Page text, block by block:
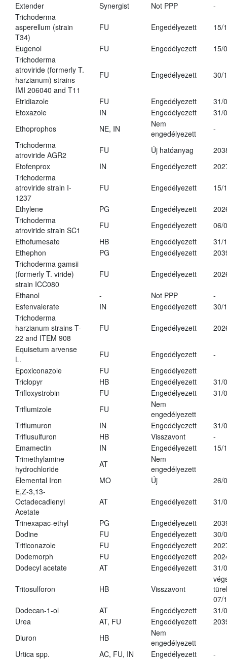
Extender
Synergist Not PPP
-
Trichoderma
asperellum (strain
T34)
FU Engedélyezett 15/
Eugenol FU Engedélyezett
15/
Trichoderma
atroviride (formerly T.
harzianum) strains
IMI 206040 and T11
FU Engedélyezett 30/
Etridiazole FU Engedélyezett
31/
Etoxazole
IN Engedélyezett
31/
Ethoprophos
NE, IN
Nem
engedélyezett
-
Trichoderma
atroviride AGR2
FU Új hatóanyag
Etofenprox
IN Engedélyezett
Trichoderma
atroviride strain I-
1237
FU Engedélyezett 15/
Ethylene PG Engedélyezett
Trichoderma
atroviride strain SC1
FU Engedélyezett
06/
Ethofumesate
HB Engedélyezett
31/
Ethephon
PG Engedélyezett
Trichoderma gamsii
(formerly T. viride)
strain ICC080
FU Engedélyezett
Ethanol - Not PPP
-
Esfenvalerate
IN Engedélyezett
30/
Trichoderma
harzianum strains T-
22 and ITEM 908
FU Engedélyezett
Equisetum arvense
L.
FU Engedélyezett
-
Epoxiconazole
FU
Engedélyezett
Triclopyr
HB Engedélyezett
31/
Trifloxystrobin
FU Engedélyezett
31/
Triflumizole
FU
Nem
engedélyezett
Triflumuron
IN Engedélyezett
31/
Triflusulfuron
HB Visszavont
-
Emamectin
IN Engedélyezett
15/
Trimethylamine
hydrochloride
AT
Nem
engedélyezett
Elemental Iron
MO Új
26/
E,Z-3,13-
Octadecadienyl
Acetate
AT Engedélyezett 31/
Trinexapac-ethyl PG Engedélyezett
Dodine
FU Engedélyezett
30/
Triticonazole
FU Engedélyezett
Dodemorph
FU Engedélyezett
Dodecyl acetate
AT Engedélyezett 31/
Tritosulforon HB Visszavont
07/
Dodecan-1-ol
AT Engedélyezett
31/
Urea
AT, FU Engedélyezett
Diuron
HB
Nem
engedélyezett
Urtica spp.
AC, FU, IN Engedélyezett
-